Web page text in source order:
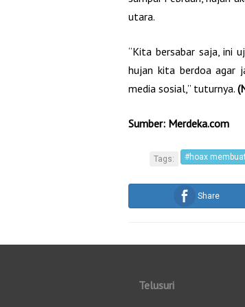
utara.
“Kita bersabar saja, ini
hujan kita berdoa agar
media sosial,” tuturnya.
Sumber: Merdeka.com
Tags: #hoax
Share
Telusuri